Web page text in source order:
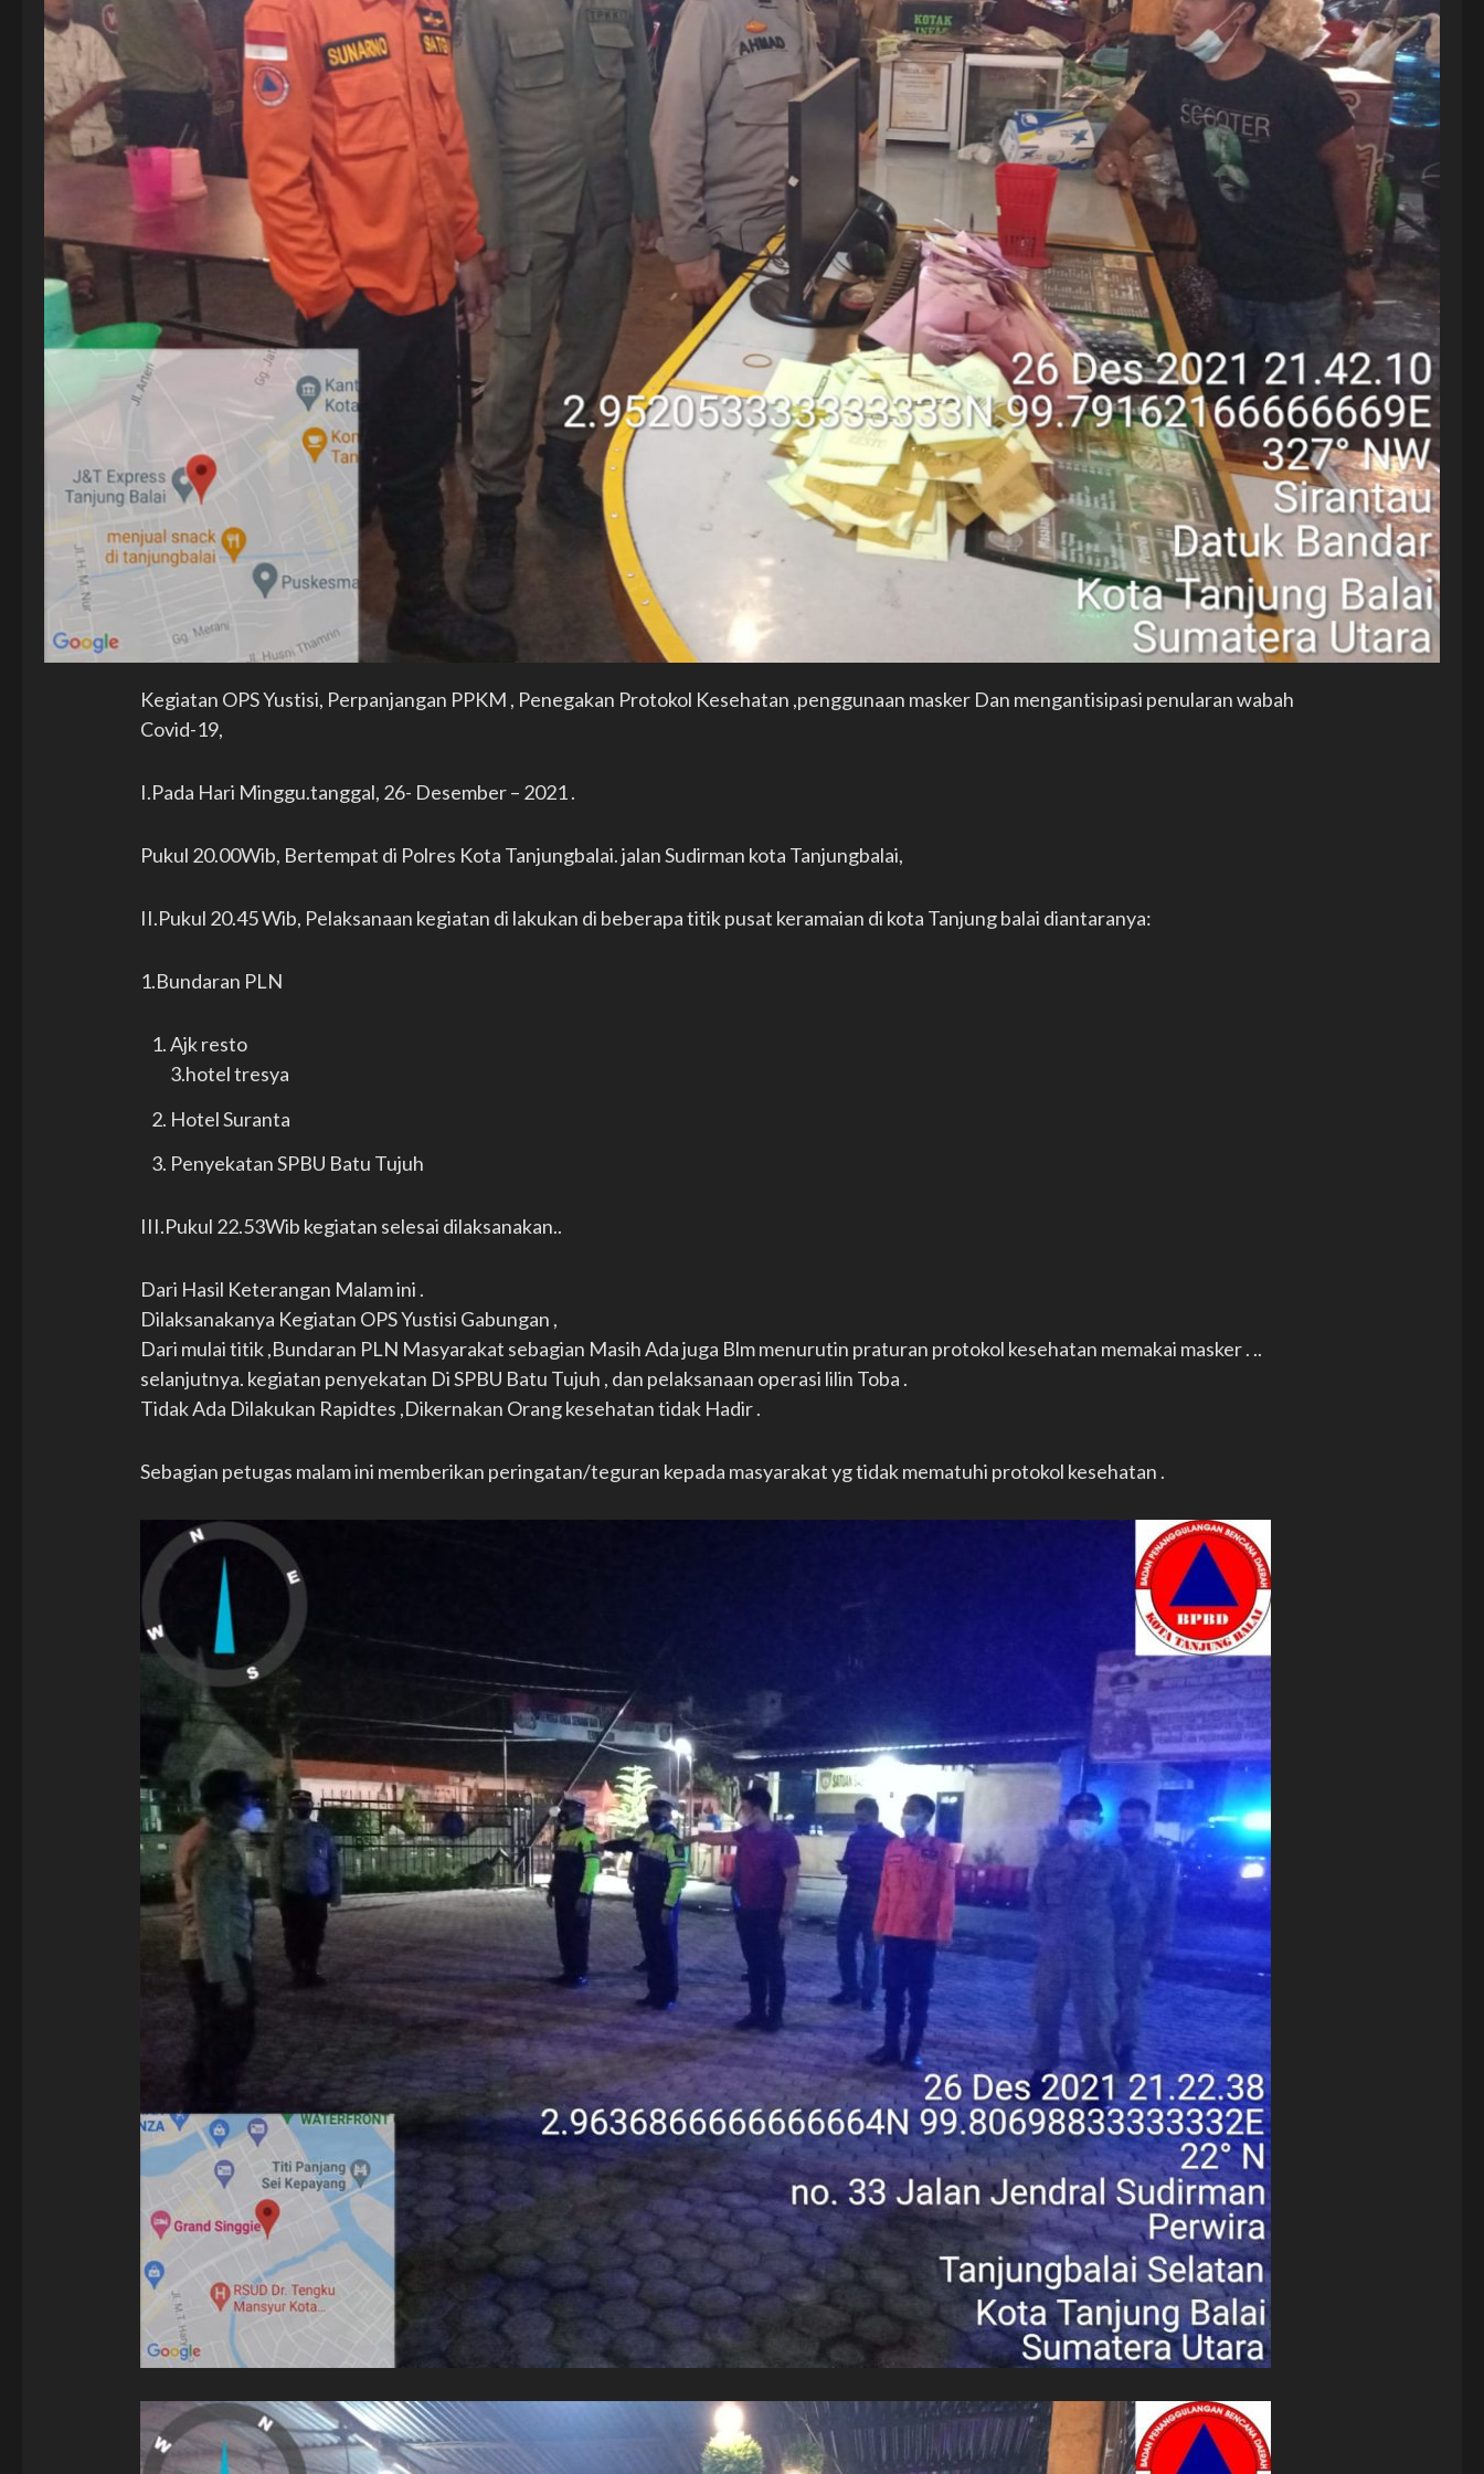
Kegiatan OPS Yustisi, Perpanjangan PPKM , Penegakan Protokol Kesehatan ,penggunaan masker Dan mengantisipasi penularan wabah
Covid-19,
I.Pada Hari Minggu.tanggal, 26- Desember – 2021 .
Pukul 20.00Wib, Bertempat di Polres Kota Tanjungbalai. jalan Sudirman kota Tanjungbalai,
II.Pukul 20.45 Wib, Pelaksanaan kegiatan di lakukan di beberapa titik pusat keramaian di kota Tanjung balai diantaranya:
1.Bundaran PLN
Ajk resto
3.hotel tresya
Hotel Suranta
Penyekatan SPBU Batu Tujuh
III.Pukul 22.53Wib kegiatan selesai dilaksanakan..
Dari Hasil Keterangan Malam ini .
Dilaksanakanya Kegiatan OPS Yustisi Gabungan ,
Dari mulai titik ,Bundaran PLN Masyarakat sebagian Masih Ada juga Blm menurutin praturan protokol kesehatan memakai masker . ..
selanjutnya. kegiatan penyekatan Di SPBU Batu Tujuh , dan pelaksanaan operasi lilin Toba .
Tidak Ada Dilakukan Rapidtes ,Dikernakan Orang kesehatan tidak Hadir .
Sebagian petugas malam ini memberikan peringatan/teguran kepada masyarakat yg tidak mematuhi protokol kesehatan .